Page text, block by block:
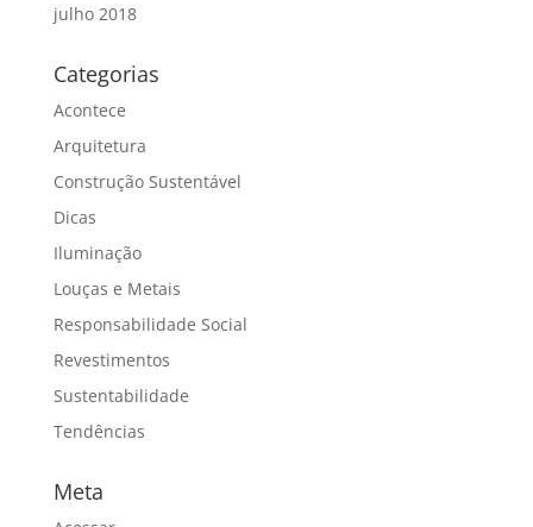
julho 2018
Categorias
Acontece
Arquitetura
Construção Sustentável
Dicas
Iluminação
Louças e Metais
Responsabilidade Social
Revestimentos
Sustentabilidade
Tendências
Meta